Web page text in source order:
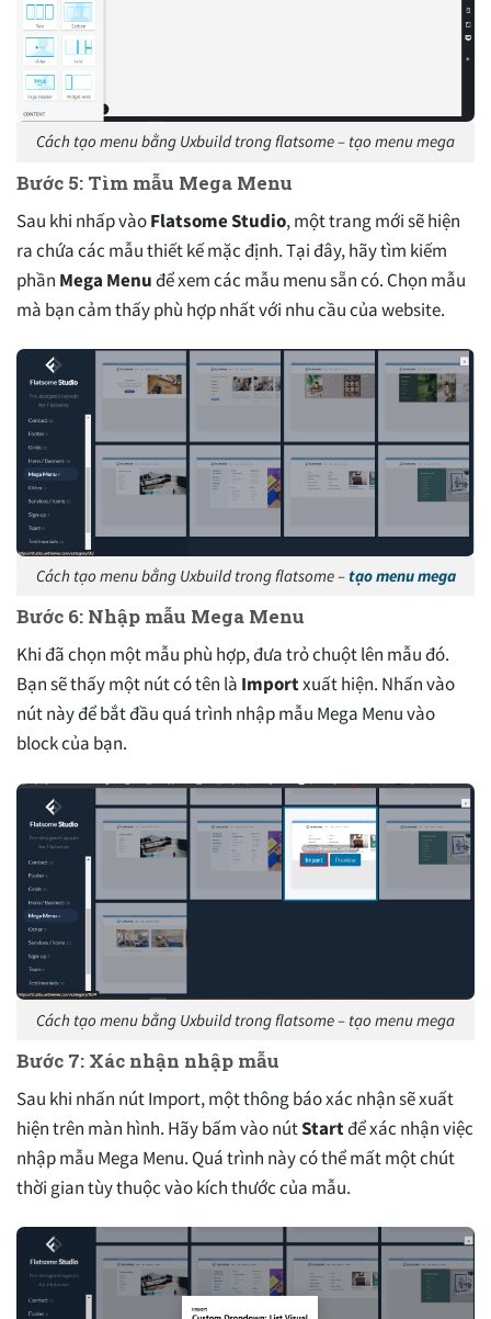
Cách tạo menu bằng Uxbuild trong flatsome – tạo menu mega
Bước 5: Tìm mẫu Mega Menu
Sau khi nhấp vàoFlatsome Studio, một trang mới sẽ hiện
ra chứa các mẫu thiết kế mặc định. Tại đây, hãy tìm kiếm
phần Mega Menuđể xem các mẫu menu sẵn có. Chọn mẫu
mà bạn cảm thấy phù hợp nhất với nhu cầu của website.
Cách tạo menu bằng Uxbuild trong flatsome –tạo menu mega
Bước 6: Nhập mẫu Mega Menu
Khi đã chọn một mẫu phù hợp, đưa trỏ chuột lên mẫu đó.
Bạn sẽ thấy một nút có tên là Importxuất hiện. Nhấn vào
nút này để bắt đầu quá trình nhập mẫu Mega Menu vào
block của bạn.
Cách tạo menu bằng Uxbuild trong flatsome – tạo menu mega
Bước 7: Xác nhận nhập mẫu
Sau khi nhấn nút Import, một thông báo xác nhận sẽ xuất
hiện trên màn hình. Hãy bấm vào nútStartđể xác nhận việc
nhập mẫu Mega Menu. Quá trình này có thể mất một chút
thời gian tùy thuộc vào kích thước của mẫu.